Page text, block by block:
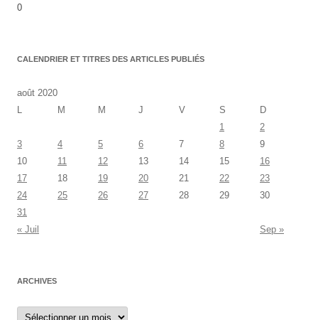
0
CALENDRIER ET TITRES DES ARTICLES PUBLIÉS
août 2020
L
M M J V S
D
1
2
3
4 5 6 7 8
9
10
11 12 13 14 15
16
17
18 19 20 21 22
23
24
25 26 27 28 29
30
31
« Juil
Sep »
ARCHIVES
Archives